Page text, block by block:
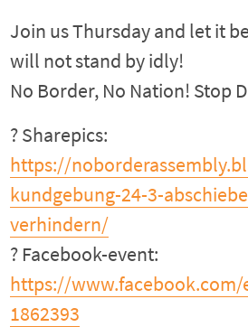
Join us Thursday and let it
will not stand by idly!
No Border, No Nation! Stop
? Sharepics:
https://
kundgebung-24-3-
verhindern/
? Facebook-event:
https://www.facebook.com/
1862393